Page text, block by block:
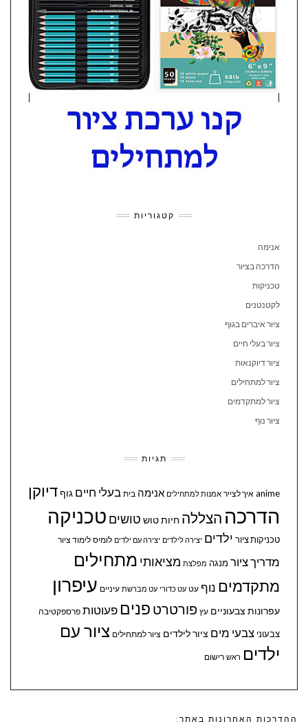
קטגוריות
אנימה
הדרכה בציור
טכניקות
לקטנטנים
ציור איברים בגוף
ציור בעלי חיים
ציור דיוקנאות
ציור למתחילים
ציור למתקדמים
ציור נוף
תגיות
anime איך לצייר אמנות למתחילים אנימה בית בעלי חיים גוףדיוקן
הדרכה הצללה חיותטוש טושים טכניקה
טכניקות ציור ילדים יצירה לילדים יצירה עם ילדים לומיס לימוד ציור
מדריך ציור מנגה מפלצת מציאותי מתחילים
מתקדמים נוף עט עט כדורי עט מברשת עיניים עיפרון
עפרונות צבעוניים עץ פורטרט פנים פעוטות פרספקטיבה
צבעוני צבעי מים ציור לילדים ציור למתחילים ציור עם
ילדים ראש רישום
ההדרכות האחרונות באתר: